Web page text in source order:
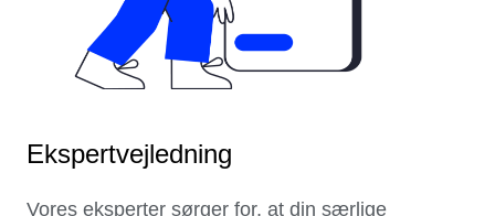
Ekspertvejledning
Vores eksperter sørger for, at din særlige